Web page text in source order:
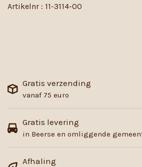
Artikelnr : 11-3114-00
Gratis verzending
vanaf 75 euro
Gratis levering
in Beerse en omliggende
Afhaling